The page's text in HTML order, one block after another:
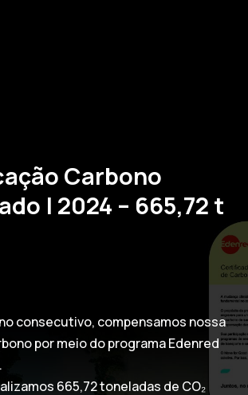
Carbono
| 2024 – 665,72 t
consecutivo, compensamos nossa
por meio do programa Edenred
665,72 toneladas de CO₂